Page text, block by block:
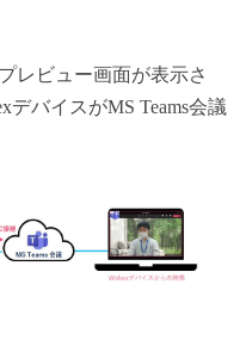
レビュー画面が表示さ
デバイスがMS Teams会議